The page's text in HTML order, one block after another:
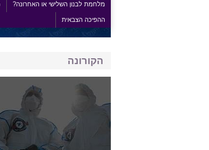
מלחמת לבנון השלישי או האחרונה?
ההפיכה הצבאית
הקורונה